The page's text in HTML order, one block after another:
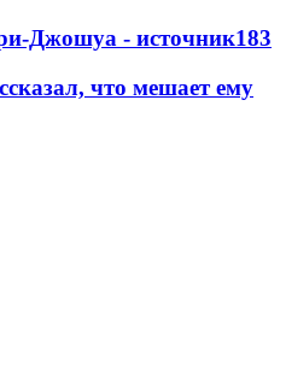
Джошуа - источник183
что мешает ему